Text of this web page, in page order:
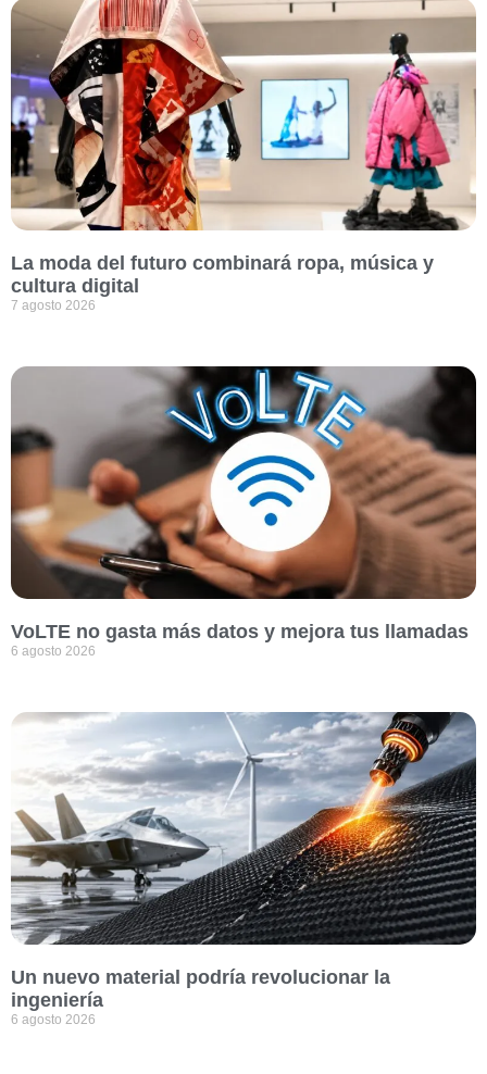
La moda del futuro combinará ropa, música y
cultura digital
7 agosto 2026
VoLTE no gasta más datos y mejora tus llamadas
6 agosto 2026
Un nuevo material podría revolucionar la
ingeniería
6 agosto 2026